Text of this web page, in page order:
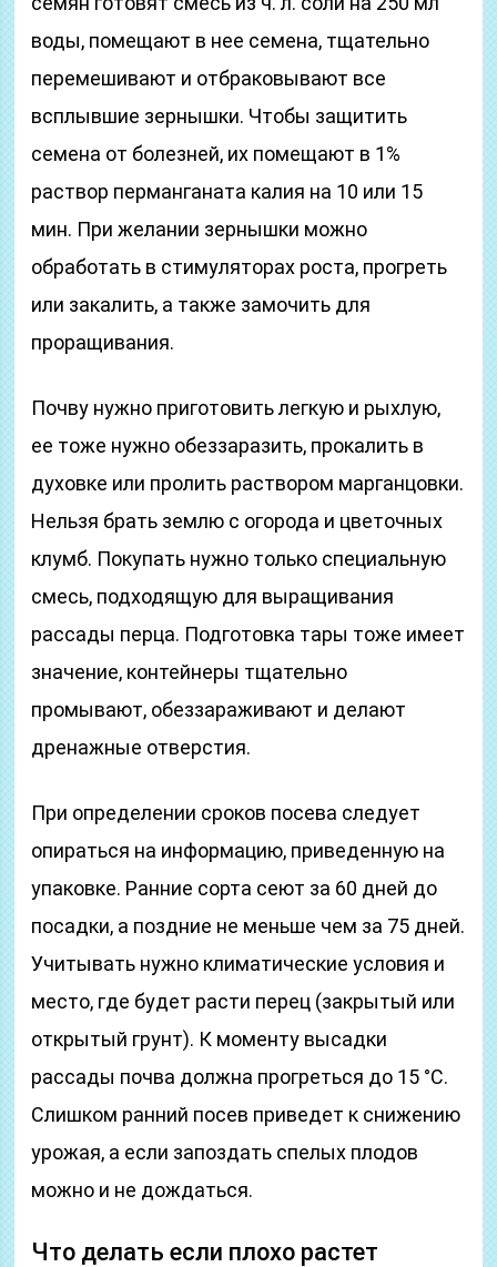
воды, помещают в нее семена, тщательно
перемешивают и отбраковывают все
всплывшие зернышки. Чтобы защитить
семена от болезней, их помещают в 1%
раствор перманганата калия на 10 или 15
мин. При желании зернышки можно
обработать в стимуляторах роста, прогреть
или закалить, а также замочить для
проращивания.
Почву нужно приготовить легкую и рыхлую,
ее тоже нужно обеззаразить, прокалить в
духовке или пролить раствором марганцовки.
Нельзя брать землю с огорода и цветочных
клумб. Покупать нужно только специальную
смесь, подходящую для выращивания
рассады перца. Подготовка тары тоже имеет
значение, контейнеры тщательно
промывают, обеззараживают и делают
дренажные отверстия.
При определении сроков посева следует
опираться на информацию, приведенную на
упаковке. Ранние сорта сеют за 60 дней до
посадки, а поздние не меньше чем за 75 дней.
Учитывать нужно климатические условия и
место, где будет расти перец (закрытый или
открытый грунт). К моменту высадки
рассады почва должна прогреться до 15 °C.
Слишком ранний посев приведет к снижению
урожая, а если запоздать спелых плодов
можно и не дождаться.
Что делать если плохо растет